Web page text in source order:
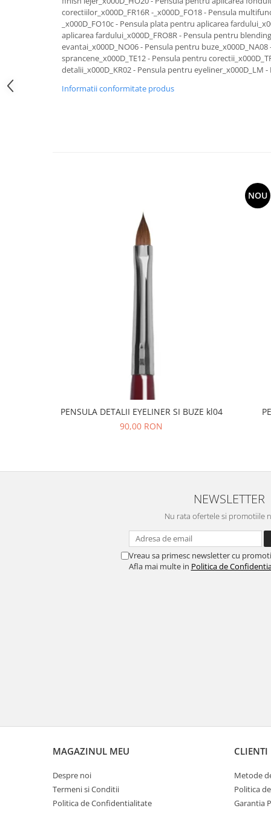
corectiilor_x000D_FR16R -_x000D_FO18 - Pensula
_x000D_FO10c - Pensula plata pentru aplicarea
aplicarea fardului_x000D_FRO8R - Pensula pentru
evantai_x000D_NO06 - Pensula pentru
sprancene_x000D_TE12 - Pensula pentru
detalii_x000D_KR02 - Pensula pentru eyeliner_x000D_LM
Informatii conformitate produs
PENSULA DETALII EYELINER SI BUZE kl04
90,00 RON
NOU
NEWSLETTER
Nu rata ofertele si promotiile
Vreau sa primesc newsletter cu
Afla mai multe in Politica de
MAGAZINUL MEU
Despre noi
Termeni si Conditii
Politica de Confidentialitate
CLIENTI
Metode
Politica
Garantia